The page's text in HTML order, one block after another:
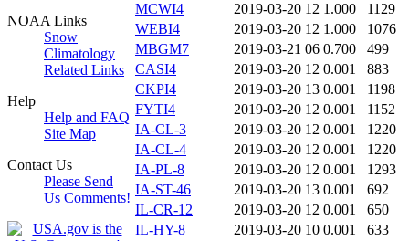
NOAA Links
Snow
Climatology
Related Links
Help
Help and FAQ
Site Map
Contact Us
Please Send
Us Comments!
MCWI4
2019-03-20 12 1.000
1129
WEBI4
2019-03-20 12 1.000
1076
MBGM7
2019-03-21 06 0.700
499
CASI4
2019-03-20 12 0.001
883
CKPI4
2019-03-20 13 0.001
1198
FYTI4
2019-03-20 12 0.001
1152
IA-CL-3
2019-03-20 12 0.001
1220
IA-CL-4
2019-03-20 12 0.001
1220
IA-PL-8
2019-03-20 12 0.001
1293
IA-ST-46
2019-03-20 13 0.001
692
IL-CR-12
2019-03-20 12 0.001
650
IL-HY-8
2019-03-20 10 0.001
633